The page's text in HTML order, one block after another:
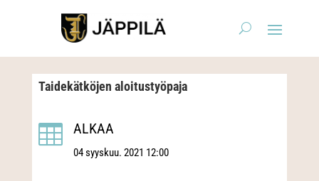
Taidekätköjen aloitustyöpaja
 ALKAA
04 syyskuu. 2021 12:00